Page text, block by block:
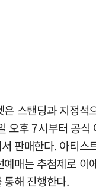
은 스탠딩과 지정석
오후 7시부터 공식
판매한다. 아티스
매는 추첨제로 이
해 진행한다.